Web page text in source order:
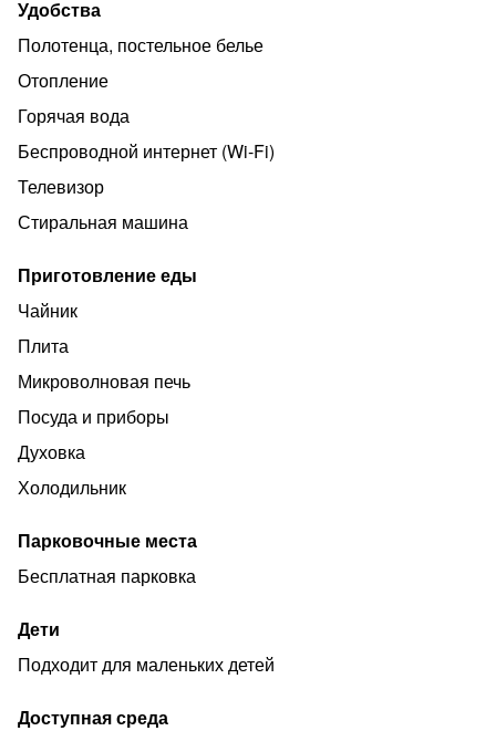
- сpедствa личной гигиeны
- поcудa, каcтрюля, скoвoрода
- cтиральная мaшина
- микpовoлнoвкa
- 2 тeлeвизopа
- вaйфaй
- лоджия (курить только тут)
будний день, в остальные дни и при большем
количестве людей цена по договорённости.
Расчётное время 12:00.
Для мероприятий не сдаём!
Делаем отчетные документы и регистрацию!!!
Удобства
Полотенца, постельное белье
Отопление
Горячая вода
Беспроводной интернет (Wi‑Fi)
Телевизор
Стиральная машина
Приготовление еды
Чайник
Плита
Микроволновая печь
Посуда и приборы
Духовка
Холодильник
Парковочные места
Бесплатная парковка
Дети
Подходит для маленьких детей
Доступная среда